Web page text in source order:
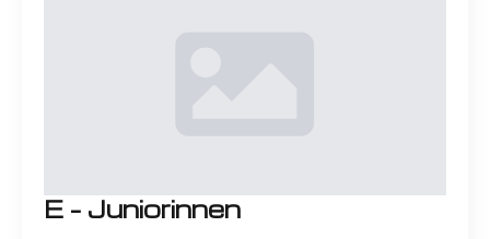
E – Juniorinnen